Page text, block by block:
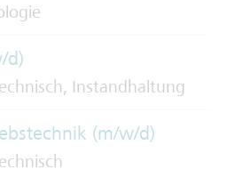
d)
Instandhaltung
(m/w/d)